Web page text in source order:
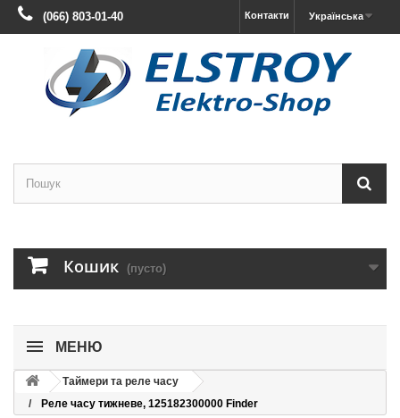
Українська
Контакти
(066) 803-01-40
Кошик (пусто)
МЕНЮ
Таймери та реле часу
Реле часу тижневе, 125182300000 Finder